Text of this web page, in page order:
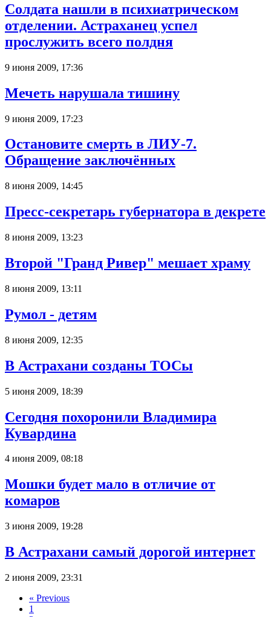
Солдата нашли в психиатрическом
отделении. Астраханец успел
прослужить всего полдня
9 июня 2009, 17:36
Мечеть нарушала тишину
9 июня 2009, 17:23
Остановите смерть в ЛИУ-7.
Обращение заключённых
8 июня 2009, 14:45
Пресс-секретарь губернатора в декрете
8 июня 2009, 13:23
Второй "Гранд Ривер" мешает храму
8 июня 2009, 13:11
Румол - детям
8 июня 2009, 12:35
В Астрахани созданы ТОСы
5 июня 2009, 18:39
Сегодня похоронили Владимира
Кувардина
4 июня 2009, 08:18
Мошки будет мало в отличие от
комаров
3 июня 2009, 19:28
В Астрахани самый дорогой интернет
2 июня 2009, 23:31
« Previous
1